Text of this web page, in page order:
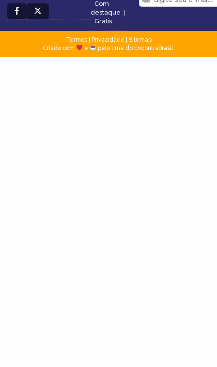
Com
destaque
Grátis
Termos| Privacidade
Sitemap
Criado com
e pelo time do EncontraBrasil